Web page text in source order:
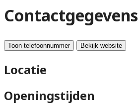
Contactgegevens
Toon telefoonnummer Bekijk website
Locatie
Openingstijden